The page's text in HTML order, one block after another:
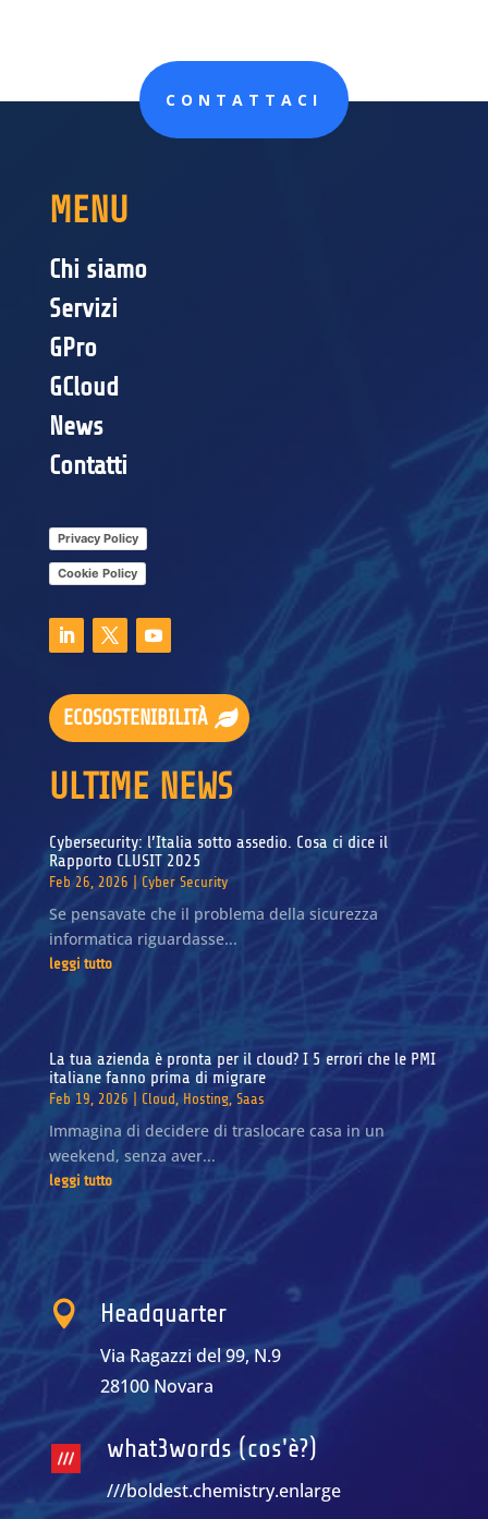
CONTATTACI
MENU
Chi siamo
Servizi
GPro
GCloud
News
Contatti
Privacy Policy
Cookie Policy
ECOSOSTENIBILITÀ
ULTIME NEWS
Cybersecurity: l’Italia sotto assedio. Cosa ci dice il
Rapporto CLUSIT 2025
Feb 26, 2026 Cyber Security
Se pensavate che il problema della sicurezza
informatica riguardasse...
leggi tutto
La tua azienda è pronta per il cloud? I 5 errori che le PMI
italiane fanno prima di migrare
Feb 19, 2026 Cloud Hosting Saas
Immagina di decidere di traslocare casa in un
weekend, senza aver...
leggi tutto
 Headquarter
Via Ragazzi del 99, N.9
28100 Novara
what3words (cos'è?)
///boldest.chemistry.enlarge